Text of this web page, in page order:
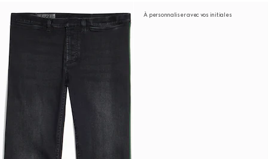
À personnaliser avec vos initiales